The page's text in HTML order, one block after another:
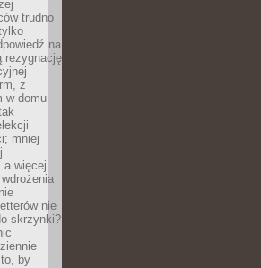
trudno
na
rezygnację
z
w domu
mniej
a więcej
nie
skrzynki?
by